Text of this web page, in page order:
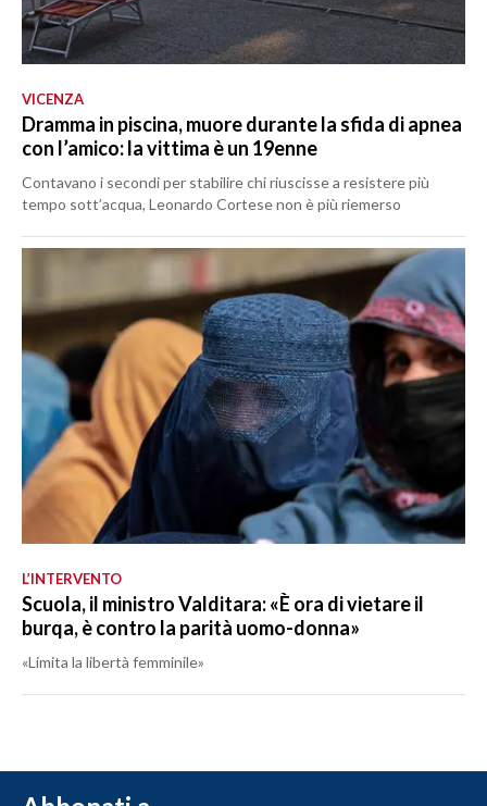
VICENZA
Dramma in piscina, muore durante la sfida di apnea
con l’amico: la vittima è un 19enne
Contavano i secondi per stabilire chi riuscisse a resistere più
tempo sott’acqua, Leonardo Cortese non è più riemerso
L’INTERVENTO
Scuola, il ministro Valditara: «È ora di vietare il
burqa, è contro la parità uomo-donna»
«Limita la libertà femminile»